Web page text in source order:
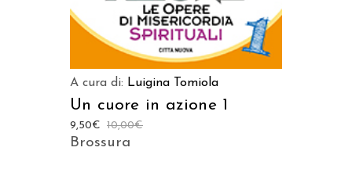
A cura di: Luigina Tomiola
Un cuore in azione 1
10,00€
9,50€
Brossura